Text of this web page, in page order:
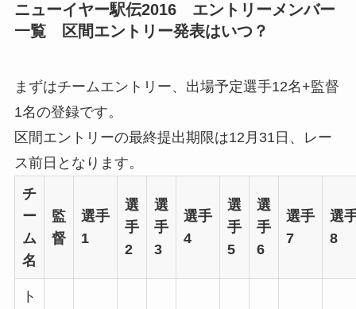
ニューイヤー駅伝2016 エントリーメンバー
一覧 区間エントリー発表はいつ？
まずはチームエントリー、出場予定選手12名+監督
1名の登録です。
区間エントリーの最終提出期限は12月31日、レー
ス前日となります。
チ
ー
ム
名
監
督
選手
1
選
手
2
選
手
3
選手
4
選
手
5
選
手
6
選手
7
選
8
ト